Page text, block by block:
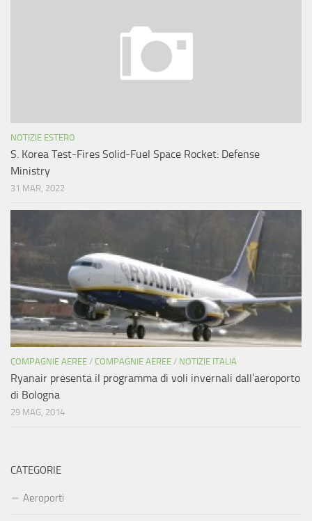
NOTIZIE ESTERO
S. Korea Test-Fires Solid-Fuel Space Rocket: Defense
Ministry
31 MAR, 2022
COMPAGNIE AEREE / COMPAGNIE AEREE / NOTIZIE ITALIA
Ryanair presenta il programma di voli invernali dall’aeroporto
di Bologna
29 MAG, 2014
CATEGORIE
Aeroporti